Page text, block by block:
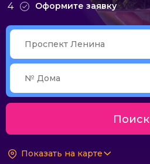
4 Оформите заявку
Поиск
Показать на карте